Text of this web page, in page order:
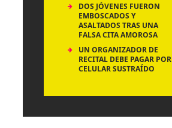
DOS JÓVENES FUERON
EMBOSCADOS Y
ASALTADOS TRAS UNA
FALSA CITA AMOROSA
UN ORGANIZADOR DE
RECITAL DEBE PAGAR POR
CELULAR SUSTRAÍDO